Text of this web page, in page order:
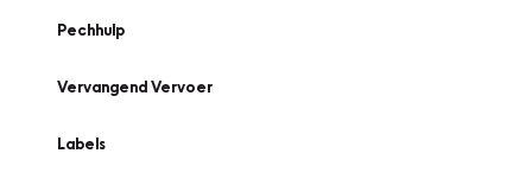
Pechhulp
Vervangend Vervoer
Labels